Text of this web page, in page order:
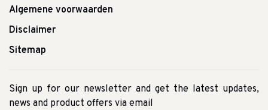
Algemene voorwaarden
Disclaimer
Sitemap
Sign up for our newsletter and get the latest updates,
news and product offers via email